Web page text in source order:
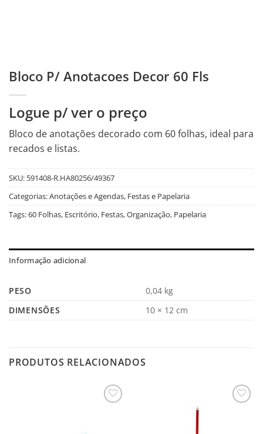
Bloco P/ Anotacoes Decor 60 Fls
Logue p/ ver o preço
Bloco de anotações decorado com 60 folhas, ideal para
recados e listas.
SKU: 591408-R.HA80256/49367
Categorias:Anotações e Agendas, Festas e Papelaria
Tags:60 Folhas, Escritório, Festas,Organização, Papelaria
Informação adicional
PESO
0,04 kg
DIMENSÕES
10 × 12 cm
PRODUTOS RELACIONADOS